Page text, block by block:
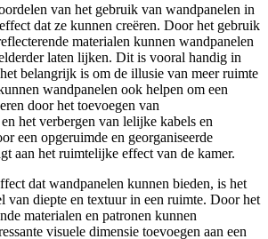
van het gebruik van wandpanelen in
dat ze kunnen creëren. Door het gebruik
materialen kunnen wandpanelen
laten lijken. Dit is vooral handig in
belangrijk is om de illusie van meer ruimte
wandpanelen ook helpen om een
door het toevoegen van
het verbergen van lelijke kabels en
een opgeruimde en georganiseerde
aan het ruimtelijke effect van de kamer.
dat wandpanelen kunnen bieden, is het
van diepte en textuur in een ruimte. Door het
materialen en patronen kunnen
visuele dimensie toevoegen aan een